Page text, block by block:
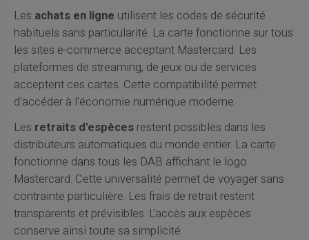
Les achats en ligne utilisent les codes de sécurité
habituels sans particularité. La carte fonctionne sur tous
les sites e-commerce acceptant Mastercard. Les
plateformes de streaming, de jeux ou de services
acceptent ces cartes. Cette compatibilité permet
d'accéder à l'économie numérique moderne.
Les retraits d'espècesrestent possibles dans les
distributeurs automatiques du monde entier. La carte
fonctionne dans tous les DAB affichant le logo
Mastercard. Cette universalité permet de voyager sans
contrainte particulière. Les frais de retrait restent
transparents et prévisibles. L'accès aux espèces
conserve ainsi toute sa simplicité.